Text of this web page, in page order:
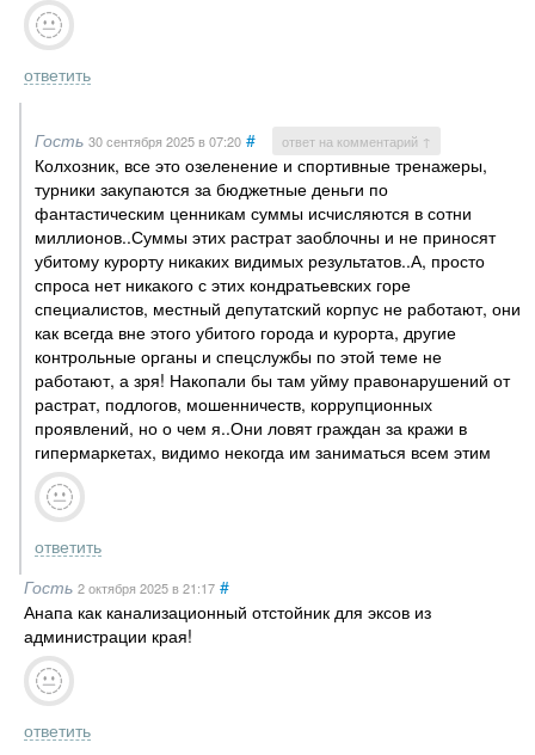
ответить
Гость 30 сентября 2025в 07:20 # ответ на комментарий ↑
Колхозник, все это озеленение и спортивные тренажеры,
турники закупаются за бюджетные деньги по
фантастическим ценникам суммы исчисляются в сотни
миллионов..Суммы этих растрат заоблочны и не приносят
убитому курорту никаких видимых результатов..А, просто
спроса нет никакого с этих кондратьевских горе
специалистов, местный депутатский корпус не работают, они
как всегда вне этого убитого города и курорта, другие
контрольные органы и спецслужбы по этой теме не
работают, а зря! Накопали бы там уйму правонарушений от
растрат, подлогов, мошенничеств, коррупционных
проявлений, но о чем я..Они ловят граждан за кражи в
гипермаркетах, видимо некогда им заниматься всем этим
ответить
Гость 2 октября 2025в 21:17 #
Анапа как канализационный отстойник для эксов из
администрации края!
ответить